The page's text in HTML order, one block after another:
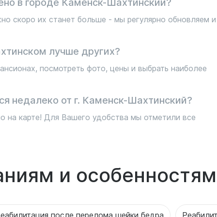
скоро их станет больше - мы регулярно обновляем и
лучше других?
посмотреть фото, цены и выбрать наиболее
недалеко от г. Каменск-Шахтинский?
на карте! Для Вашего удобства мы отметили все
и особенностям
после перелома шейки бедра